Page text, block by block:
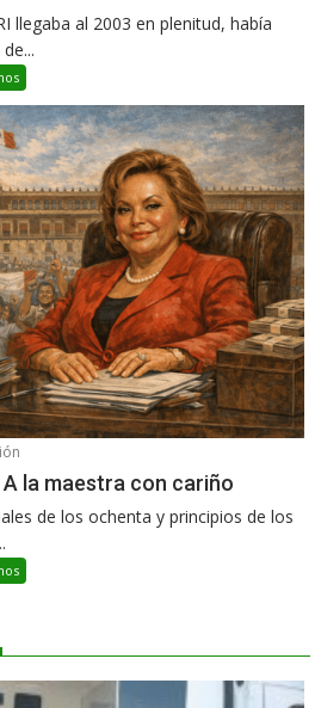
llegaba al 2003 en plenitud, había
la maestra con cariño
de los ochenta y principios de los